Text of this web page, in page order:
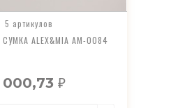
5 артикулов
ALEX&MIA AM-0084
000,73₽